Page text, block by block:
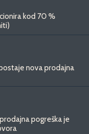
kod 70 %
nova prodajna
pogreška je